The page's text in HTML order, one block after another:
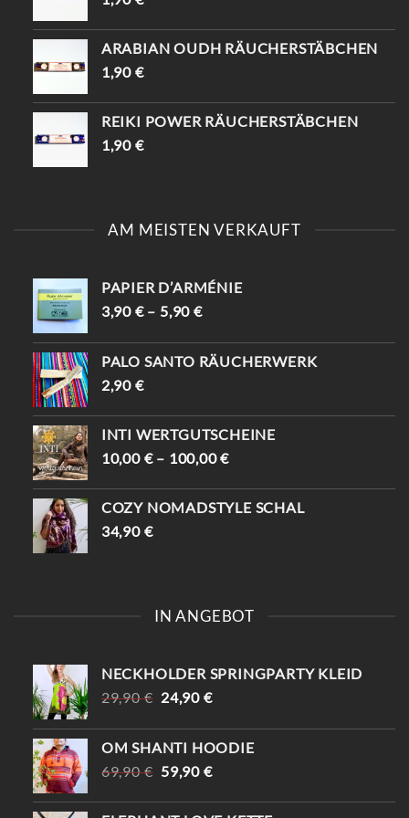
ARABIAN OUDH RÄUCHERSTÄBCHEN
1,90 €
REIKI POWER RÄUCHERSTÄBCHEN
1,90 €
AM MEISTEN VERKAUFT
PAPIER D’ARMÉNIE
3,90 €– 5,90€
PALO SANTO RÄUCHERWERK
2,90 €
INTI WERTGUTSCHEINE
10,00 €– 100,00€
COZY NOMADSTYLE SCHAL
34,90 €
IN ANGEBOT
NECKHOLDER SPRINGPARTY KLEID
29,90€ URSPRÜNGLICHER
WAR:
29,90 €
24,90 €AKTUELLER
IST:
24,90 €.
OM SHANTI HOODIE
69,90€ URSPRÜNGLICHER
WAR:
59,90 €AKTUELLER
IST: